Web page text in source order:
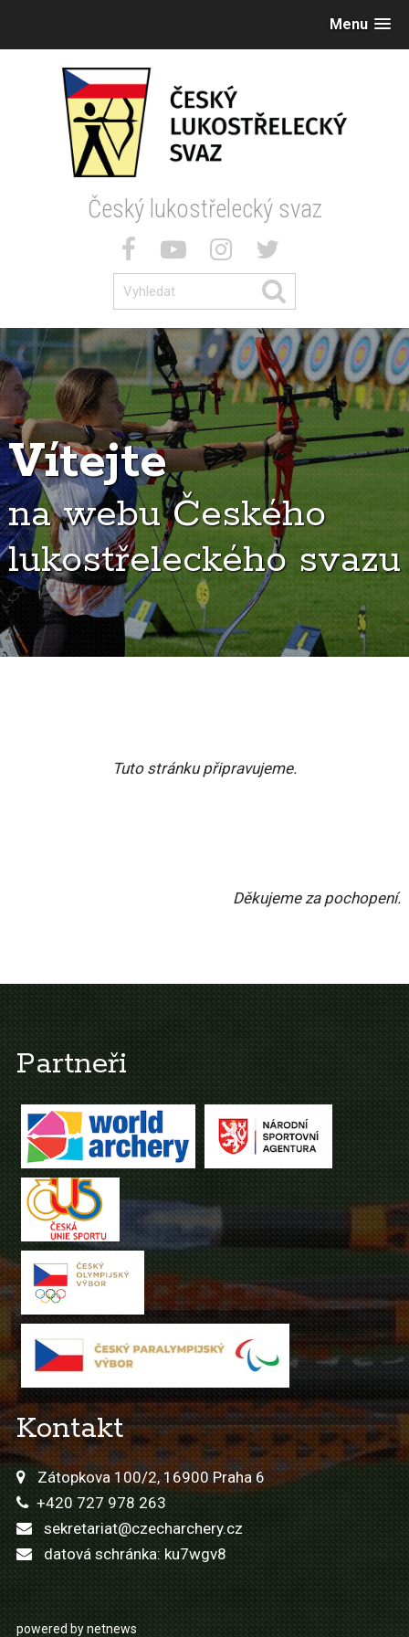
Menu
Český lukostřelecký svaz
Vítejte
na webu Českého
lukostřeleckého svazu
Tuto stránku připravujeme.
Děkujeme za pochopení.
Partneři
Kontakt
Zátopkova 100/2, 16900 Praha 6
+420 727 978 263
sekretariat@czecharchery.cz
datová schránka: ku7wgv8
powered by netnews